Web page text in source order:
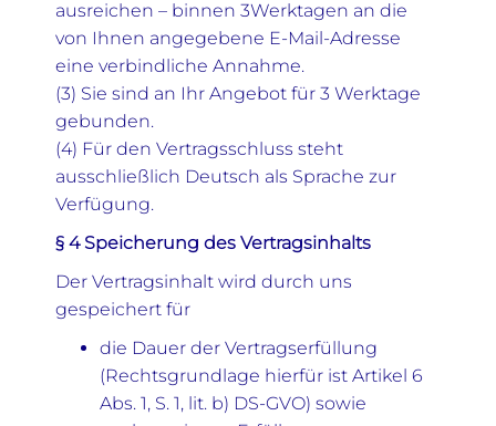
ausreichen – binnen 3Werktagen an die
von Ihnen angegebene E-Mail-Adresse
eine verbindliche Annahme.
(3) Sie sind an Ihr Angebot für 3 Werktage
gebunden.
(4) Für den Vertragsschluss steht
ausschließlich Deutsch als Sprache zur
Verfügung.
§ 4 Speicherung des Vertragsinhalts
Der Vertragsinhalt wird durch uns
gespeichert für
die Dauer der Vertragserfüllung
(Rechtsgrundlage hierfür ist Artikel 6
Abs. 1, S. 1, lit. b) DS-GVO) sowie